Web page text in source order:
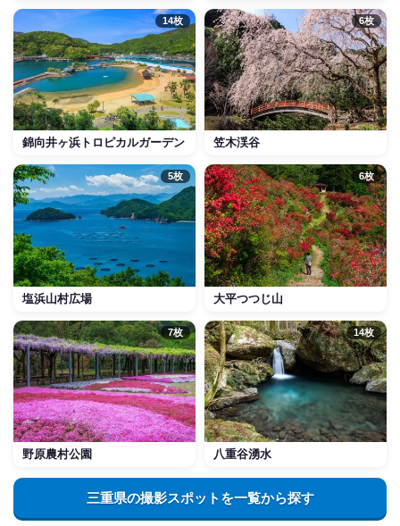
14枚
錦向井ヶ浜トロピカルガーデン
6枚
笠木渓谷
5枚
塩浜山村広場
6枚
大平つつじ山
7枚
野原農村公園
14枚
八重谷湧水
三重県の撮影スポットを一覧から探す